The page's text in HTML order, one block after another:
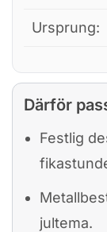
Ursprung:
Därför
Festlig
jultema.